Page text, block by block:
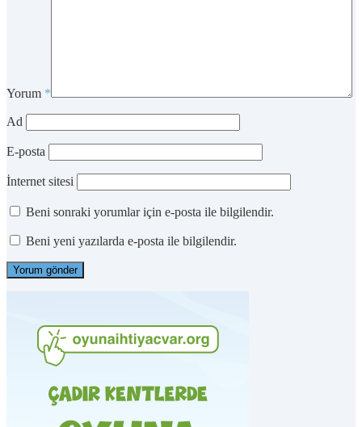
Yorum *
Ad
E-posta
İnternet sitesi
Beni sonraki yorumlar için e-posta ile bilgilendir.
Beni yeni yazılarda e-posta ile bilgilendir.